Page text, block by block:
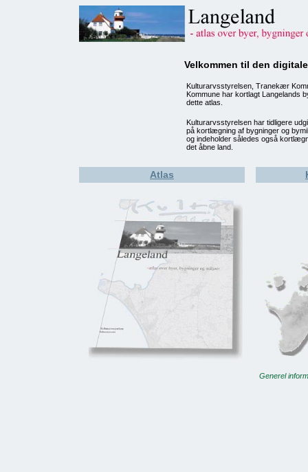
Velkommen til den
Kulturarvsstyrelsen, Tranekær
Kommune har kortlagt Langelands
dette atlas.
Kulturarvsstyrelsen har tidligere
på kortlægning af bygninger og
og indeholder således også
det åbne land.
Atlas
Generel